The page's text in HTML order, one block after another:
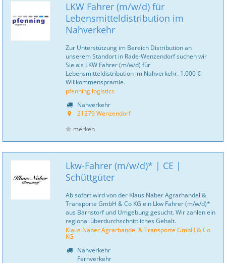
LKW Fahrer (m/w/d) für
Lebensmitteldistribution im
Nahverkehr
Zur Unterstützung im Bereich Distribution an
unserem Standort in Rade-Wenzendorf suchen wir
Sie als LKW Fahrer (m/w/d) für
Lebensmitteldistribution im Nahverkehr. 1.000 €
Willkommensprämie.
pfenning logistics
Nahverkehr
21279 Wenzendorf
merken
Lkw-Fahrer (m/w/d)* | CE |
Schüttgüter
Ab sofort wird von der Klaus Naber Agrarhandel &
Transporte GmbH & Co KG ein Lkw Fahrer (m/w/d)*
aus Barnstorf und Umgebung gesucht. Wir zahlen ein
regional überdurchschnittliches Gehalt.
Klaus Naber Agrarhandel & Transporte GmbH & Co
KG
Nahverkehr
Fernverkehr